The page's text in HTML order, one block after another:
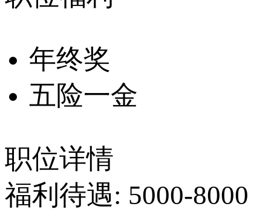
年终奖
五险一金
职位详情
福利待遇: 5000-8000